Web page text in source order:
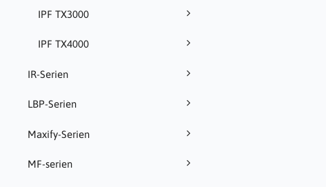
IPF TX3000
IPF TX4000
IR-Serien
LBP-Serien
Maxify-Serien
MF-serien